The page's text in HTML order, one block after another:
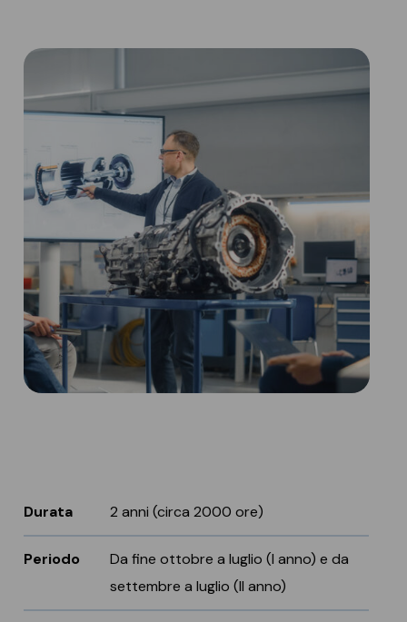
Durata 2 anni (circa 2000 ore)
Periodo
Da fine ottobre a luglio (I anno) e da
settembre a luglio (II anno)